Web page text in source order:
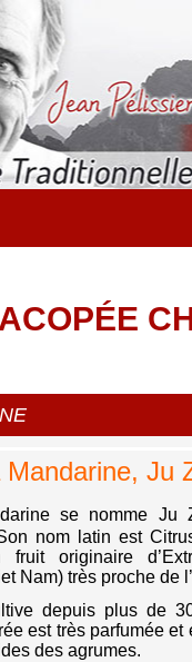
Mandarine, Ju
se nomme
nom latin est
fruit originaire
Nam) très proche de
depuis plus de
est très parfumée et
des agrumes.